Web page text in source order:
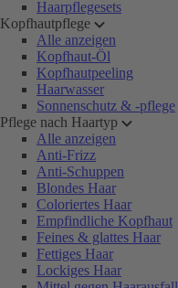
Haarpflegesets
Kopfhautpflege
Alle anzeigen
Kopfhaut-Öl
Kopfhautpeeling
Haarwasser
Sonnenschutz & -pflege
Pflege nach Haartyp
Alle anzeigen
Anti-Frizz
Anti-Schuppen
Blondes Haar
Coloriertes Haar
Empfindliche Kopfhaut
Feines & glattes Haar
Fettiges Haar
Lockiges Haar